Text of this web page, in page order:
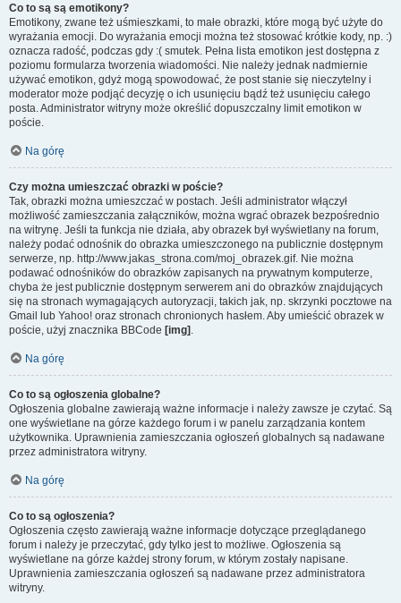
Co to są są emotikony?
Emotikony, zwane też uśmieszkami, to małe obrazki, które mogą być użyte do
wyrażania emocji. Do wyrażania emocji można też stosować krótkie kody, np. :)
oznacza radość, podczas gdy :( smutek. Pełna lista emotikon jest dostępna z
poziomu formularza tworzenia wiadomości. Nie należy jednak nadmiernie
używać emotikon, gdyż mogą spowodować, że post stanie się nieczytelny i
moderator może podjąć decyzję o ich usunięciu bądź też usunięciu całego
posta. Administrator witryny może określić dopuszczalny limit emotikon w
poście.
Na górę
Czy można umieszczać obrazki w poście?
Tak, obrazki można umieszczać w postach. Jeśli administrator włączył
możliwość zamieszczania załączników, można wgrać obrazek bezpośrednio
na witrynę. Jeśli ta funkcja nie działa, aby obrazek był wyświetlany na forum,
należy podać odnośnik do obrazka umieszczonego na publicznie dostępnym
serwerze, np. http://www.jakas_strona.com/moj_obrazek.gif. Nie można
podawać odnośników do obrazków zapisanych na prywatnym komputerze,
chyba że jest publicznie dostępnym serwerem ani do obrazków znajdujących
się na stronach wymagających autoryzacji, takich jak, np. skrzynki pocztowe na
Gmail lub Yahoo! oraz stronach chronionych hasłem. Aby umieścić obrazek w
poście, użyj znacznika BBCode [img] .
Na górę
Co to są ogłoszenia globalne?
Ogłoszenia globalne zawierają ważne informacje i należy zawsze je czytać. Są
one wyświetlane na górze każdego forum i w panelu zarządzania kontem
użytkownika. Uprawnienia zamieszczania ogłoszeń globalnych są nadawane
przez administratora witryny.
Na górę
Co to są ogłoszenia?
Ogłoszenia często zawierają ważne informacje dotyczące przeglądanego
forum i należy je przeczytać, gdy tylko jest to możliwe. Ogłoszenia są
wyświetlane na górze każdej strony forum, w którym zostały napisane.
Uprawnienia zamieszczania ogłoszeń są nadawane przez administratora
witryny.